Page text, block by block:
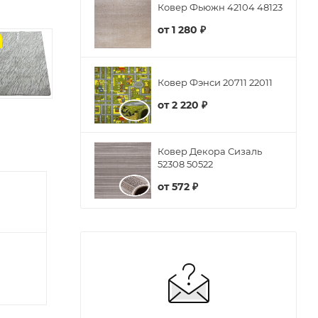
Ковер Фьюжн 42104 48123
от1 280 ₽
Ковер Фэнси 20711 22011
от2 220 ₽
Ковер Декора Сизаль
52308 50522
от572 ₽